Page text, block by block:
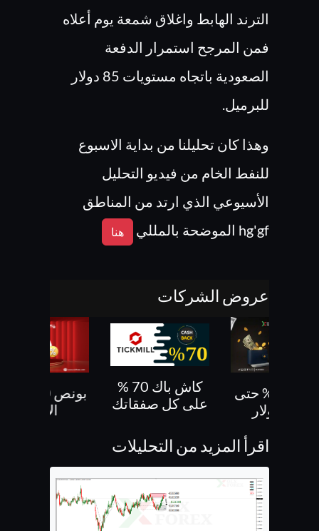
الترند الهابط واغلاق شمعة يوم أعلاه
فمن المرجح استمرار الدفعة
الصعودية باتجاه مستويات 85 دولار
للبرميل.
وهذا كان تحليلنا من بداية الاسبوع
للنفط الخام من فيديو التحليل
الأسيوعي الذي ارتد من المناطق
hg'gf الموضحة بالمللي
هنا
عروض الشركات
بونص 30% حتى
كاش باك 70 %
على كل صفقاتك
الايداع
اقرأ المزيد من التحليلات